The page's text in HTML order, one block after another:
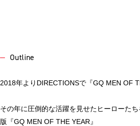
Outline
2018年よりDIRECTIONSで『GQ MEN OF
その年に圧倒的な活躍を見せたヒーローた
版『GQ MEN OF THE YEAR』